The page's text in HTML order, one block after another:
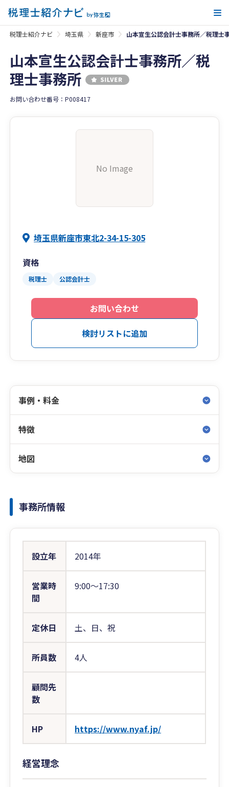
税理士紹介ナビ 埼玉県 新座市 山本宣生公認会計士事務所／税理士
山本宣生公認会計士事務所／税
理士事務所
お問い合わせ番号：P008417
No Image
埼玉県新座市東北2-34-15-305
資格
税理士 公認会計士
お問い合わせ
検討リストに追加
事例・料金
特徴
地図
事務所情報
設立年 2014年
営業時
間
9:00〜17:30
定休日 土、日、祝
所員数 4人
顧問先
数
HP https://www.nyaf.jp/
経営理念